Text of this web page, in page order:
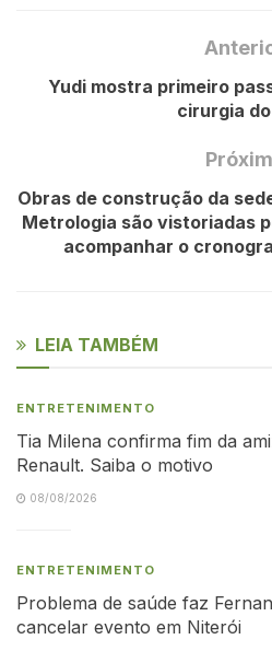
Yudi mostra primeiro
cirurgia
Obras de construção da
Metrologia são vistoriadas
acompanhar o
LEIA TAMBÉM
ENTRETENIMENTO
Tia Milena confirma fim da
Renault. Saiba o motivo
08/08/2026
ENTRETENIMENTO
Problema de saúde faz
cancelar evento em Niterói